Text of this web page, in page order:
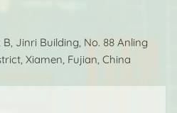
Xiamen, Fujian, China